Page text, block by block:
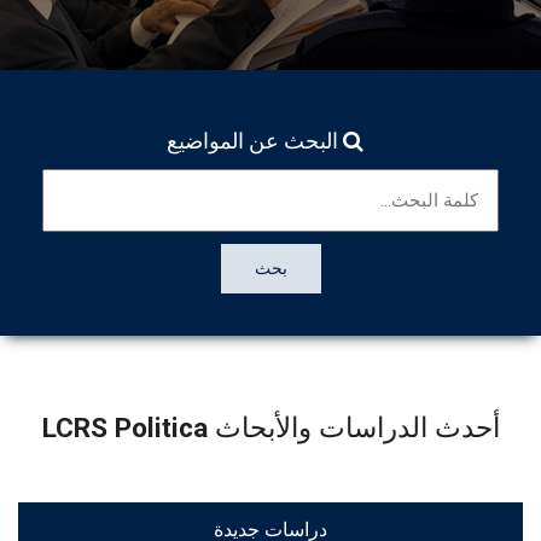
البحث عن المواضيع
بحث
أحدث الدراسات والأبحاثLCRS Politica
دراسات جديدة